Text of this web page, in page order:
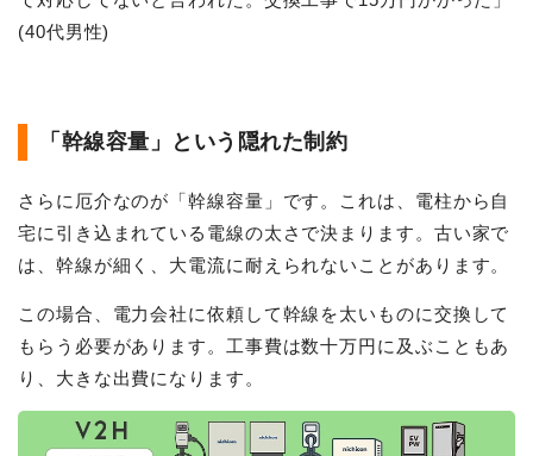
(40代男性)
「幹線容量」という隠れた制約
さらに厄介なのが「幹線容量」です。これは、電柱から自
宅に引き込まれている電線の太さで決まります。古い家で
は、幹線が細く、大電流に耐えられないことがあります。
この場合、電力会社に依頼して幹線を太いものに交換して
もらう必要があります。工事費は数十万円に及ぶこともあ
り、大きな出費になります。